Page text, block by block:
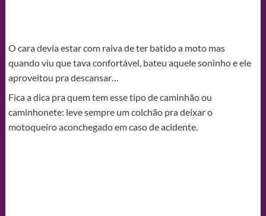
O cara devia estar com raiva de ter batido a moto mas
quando viu que tava confortável, bateu aquele soninho e ele
aproveitou pra descansar…
Fica a dica pra quem tem esse tipo de caminhão ou
caminhonete: leve sempre um colchão pra deixar o
motoqueiro aconchegado em caso de acidente.